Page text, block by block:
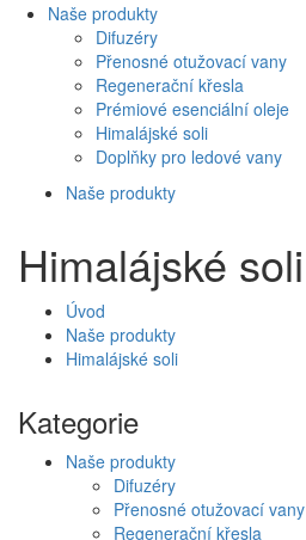
Naše produkty
Difuzéry
Přenosné otužovací vany
Regenerační křesla
Prémiové esenciální oleje
Himalájské soli
Doplňky pro ledové vany
Naše produkty
Himalájské soli
Úvod
Naše produkty
Himalájské soli
Kategorie
Naše produkty
Difuzéry
Přenosné otužovací vany
Regenerační křesla